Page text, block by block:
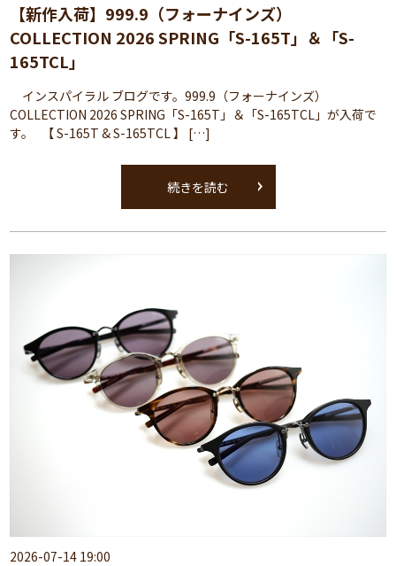
【新作入荷】999.9（フォーナインズ）
COLLECTION 2026 SPRING「S-165T」＆「S-
165TCL」
インスパイラル ブログです。999.9（フォーナインズ）
COLLECTION 2026 SPRING「S-165T」＆「S-165TCL」が入荷で
す。 【 S-165T & S-165TCL 】 […]
続きを読む
2026-07-14 19:00